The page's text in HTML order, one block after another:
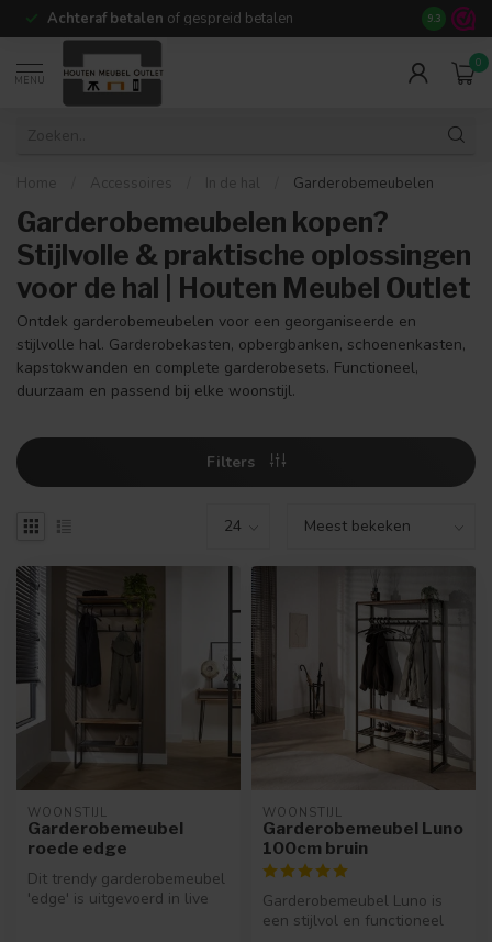
Achteraf betalen of gespreid betalen 14 dagen
9.3
MENU
0
Home Accessoires In de hal Garderobemeubelen
Garderobemeubelen kopen?
Stijlvolle & praktische oplossingen
voor de hal | Houten Meubel Outlet
Ontdek garderobemeubelen voor een georganiseerde en
stijlvolle hal. Garderobekasten, opbergbanken, schoenenkasten,
kapstokwanden en complete garderobesets. Functioneel,
duurzaam en passend bij elke woonstijl.
Filters
WOONSTIJL
Garderobemeubel
roede edge
Dit trendy garderobemeubel
'edge' is uitgevoerd in live
WOONSTIJL
Garderobemeubel Luno
100cm bruin
Garderobemeubel Luno is
een stijlvol en functioneel